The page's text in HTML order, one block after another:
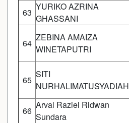
63
YURIKO AZRINA
GHASSANI
64
ZEBINA AMAIZA
WINETAPUTRI
65
SITI
NURHALIMATUSYADIAH
66
Arval Raziel Ridwan
Sundara